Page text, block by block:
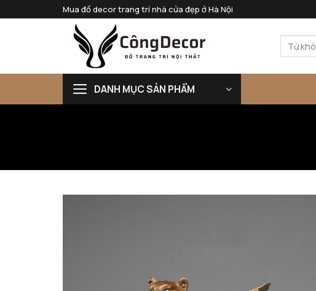
Mua đồ decor trang trí nhà cửa đẹp ở Hà Nội
kiếm:
DANH MỤC SẢN PHẨM